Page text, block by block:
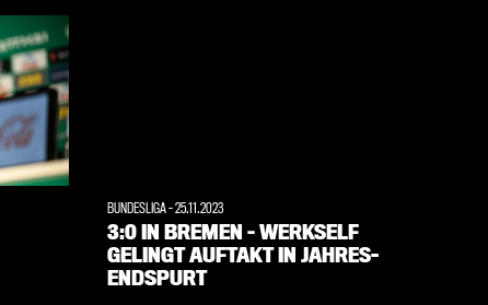
BUNDESLIGA-25.11.2023
3:0 IN BREMEN – WERKSELF
GELINGT AUFTAKT IN JAHRES-
ENDSPURT